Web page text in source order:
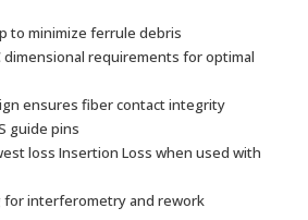
to minimize ferrule debris
dimensional requirements for optimal
ensures fiber contact integrity
guide pins
loss Insertion Loss when used with
for interferometry and rework